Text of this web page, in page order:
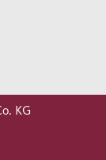
KG